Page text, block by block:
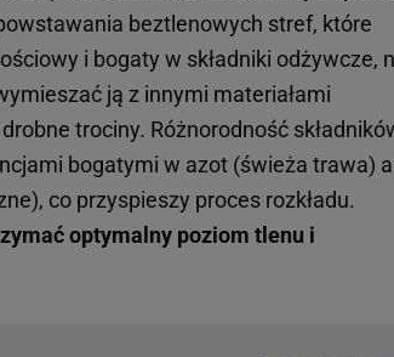
beztlenowych stref, które
i bogaty w składniki odżywcze,
ją z innymi materiałami
trociny. Różnorodność
bogatymi w azot (świeża trawa) a
co przyspieszy proces rozkładu.
optymalny poziom tlenu i